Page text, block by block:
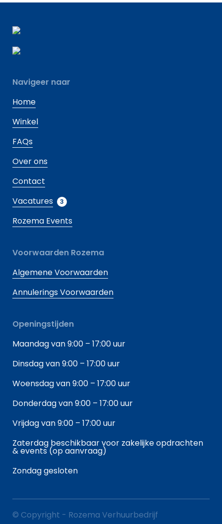
Navigeer naar
Home
Winkel
FAQs
Over ons
Contact
Vacatures
3
Rozema Events
Voorwaarden Rozema
Algemene Voorwaarden
Annulerings Voorwaarden
Openingstijden
Maandag van 9:00 – 17:00 uur
Dinsdag van 9:00 – 17:00 uur
Woensdag van 9:00 – 17:00 uur
Donderdag van 9:00 – 17:00 uur
Vrijdag van 9:00 – 17:00 uur
Zaterdag beschikbaar voor zakelijke opdrachten
& events (op aanvraag)
Zondag gesloten
© Copyright - Rozema Verhuurbedrijf